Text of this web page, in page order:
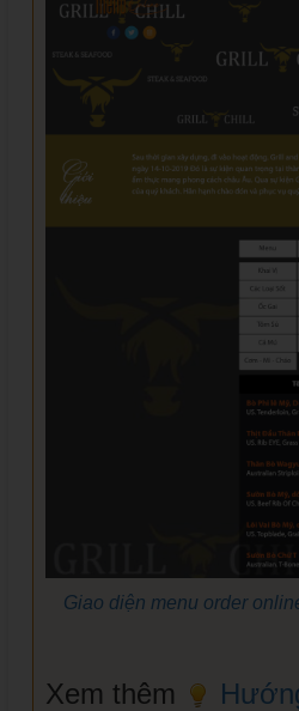
Giao diện menu order
Xem thêm